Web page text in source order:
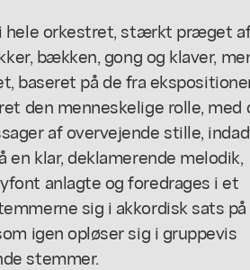
hele orkestret, stærkt præget
bækken, gong og klaver,
baseret på de fra
den menneskelige rolle, med
af overvejende stille,
klar, deklamerende melodik,
anlagte og foredrages i et
sig i akkordisk sats
igen opløser sig i gruppevis
stemmer.